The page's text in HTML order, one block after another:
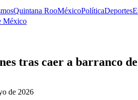
Quintana RooMéxicoPolíticaDeportes
México
tras caer a barranco
de 2026